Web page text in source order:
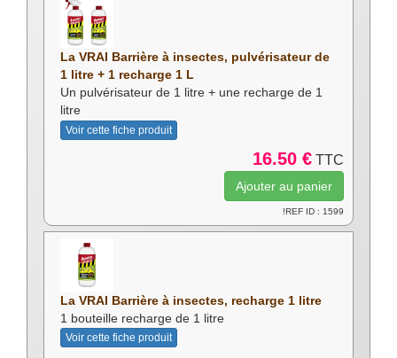
La VRAI Barrière à insectes, pulvérisateur de
1 litre + 1 recharge 1 L
Un pulvérisateur de 1 litre + une recharge de 1
litre
Voir cette fiche produit
16.50 € TTC
!REF ID : 1599
La VRAI Barrière à insectes, recharge 1 litre
1 bouteille recharge de 1 litre
Voir cette fiche produit